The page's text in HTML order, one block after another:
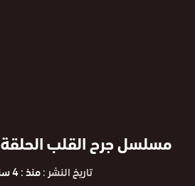
مسلسل جرح القلب الحلقة 11 مترجمة HD
تاريخ النشر :منذ : 4 سنوات